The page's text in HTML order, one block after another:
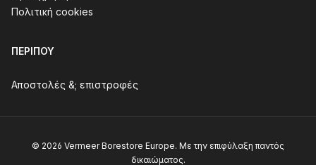
Πολιτική cookies
ΠΕΡΊΠΟΥ
Αποστολές &; επιστροφές
© 2026 Vermeer Borestore Europe. Με την επιφύλαξη παντός
δικαιώματος.